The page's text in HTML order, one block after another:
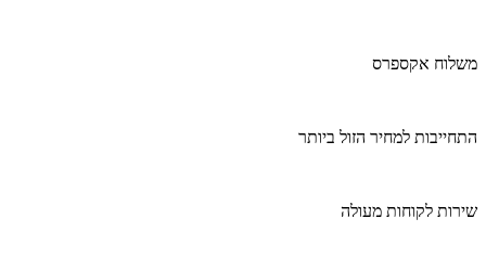
משלוח אקספרס
התחייבות למחיר הזול ביותר
שירות לקוחות מעולה